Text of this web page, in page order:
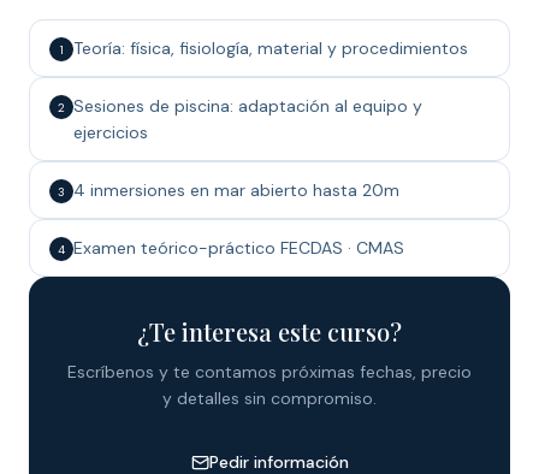
1 Teoría: física, fisiología, material y procedimientos
2
Sesiones de piscina: adaptación al equipo y
ejercicios
3 4 inmersiones en mar abierto hasta 20m
4 Examen teórico-práctico FECDAS · CMAS
¿Te interesa este curso?
Escríbenos y te contamos próximas fechas, precio
y detalles sin compromiso.
Pedir información